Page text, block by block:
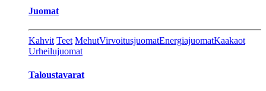
Juomat
Kahvit Teet MehutVirvoitusjuomatEnergiajuomatKaakaot
Urheilujuomat
Taloustavarat